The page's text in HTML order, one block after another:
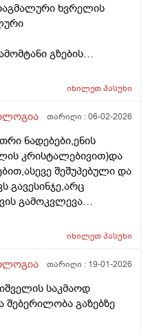
უნდა იყოს ? ასევე
ამისგან მოდიოდეს
მჭირს აქედან
ვის და როგორ
ხვრელის
გზების
და რა მედიკამენტები
მხარეს
იხილეთპასუხი
თარიღი :06-02-2026
ნადებები,ენის
კრისტალებივით)და
შეშუპებული და
გავესინჯე,არც
გამოკვლევა
საერთოდიხილეთპასუხი
თარიღი : 19-01-2026
საკმაოდ
გაზებზე